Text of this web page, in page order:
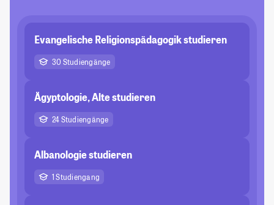
Evangelische Religionspädagogik studieren
30 Studiengänge
Ägyptologie, Alte studieren
24 Studiengänge
Albanologie studieren
1 Studiengang